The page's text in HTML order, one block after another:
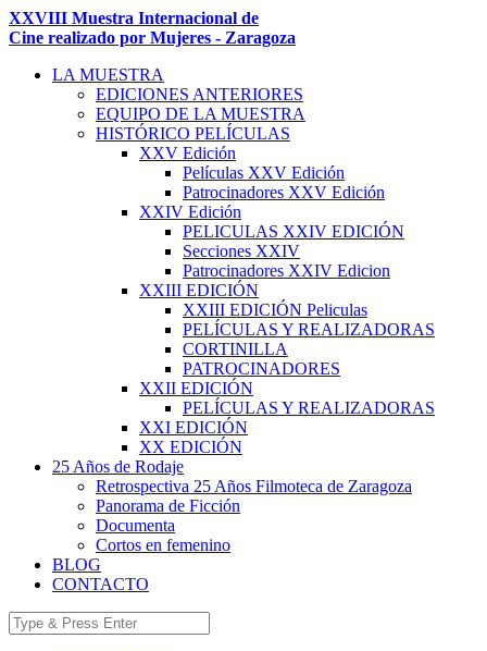
XXVIII Muestra Internacional de
Cine realizado por Mujeres - Zaragoza
LA MUESTRA
EDICIONES ANTERIORES
EQUIPO DE LA MUESTRA
HISTÓRICO PELÍCULAS
XXV Edición
Películas XXV Edición
Patrocinadores XXV Edición
XXIV Edición
PELICULAS XXIV EDICIÓN
Secciones XXIV
Patrocinadores XXIV Edicion
XXIII EDICIÓN
XXIII EDICIÓN Peliculas
PELÍCULAS Y REALIZADORAS
CORTINILLA
PATROCINADORES
XXII EDICIÓN
PELÍCULAS Y REALIZADORAS
XXI EDICIÓN
XX EDICIÓN
25 Años de Rodaje
Retrospectiva 25 Años Filmoteca de Zaragoza
Panorama de Ficción
Documenta
Cortos en femenino
BLOG
CONTACTO